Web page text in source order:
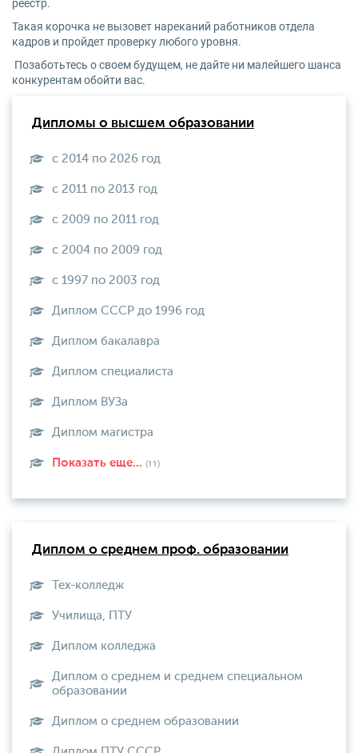
реестр.
Такая корочка не вызовет нареканий работников отдела
кадров и пройдет проверку любого уровня.
Позаботьтесь о своем будущем, не дайте ни малейшего шанса
конкурентам обойти вас.
Дипломы о высшем образовании
с 2014 по 2026 год
с 2011 по 2013 год
с 2009 по 2011 год
с 2004 по 2009 год
с 1997 по 2003 год
Диплом СССР до 1996 год
Диплом бакалавра
Диплом специалиста
Диплом ВУЗа
Диплом магистра
Показать еще... (11)
Диплом о среднем проф. образовании
Тех-колледж
Училища, ПТУ
Диплом колледжа
Диплом о среднем и среднем специальном
образовании
Диплом о среднем образовании